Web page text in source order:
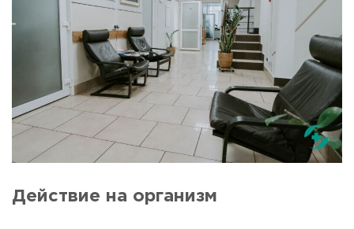
Действие на организм